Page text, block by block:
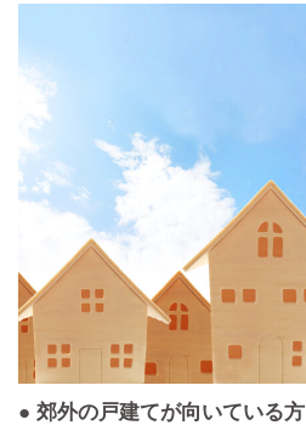
● 郊外の戸建てが向いている方